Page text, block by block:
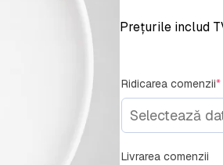
Prețurile includ
Ridicarea comenzii*
Livrarea comenzii